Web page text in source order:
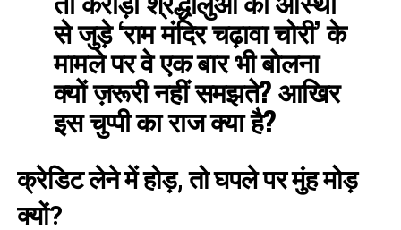
से जुड़े ‘राम मंदिर चढ़ावा चोरी’ के
मामले पर वे एक बार भी बोलना
क्यों ज़रूरी नहीं समझते? आखिर
इस चुप्पी का राज क्या है?
क्रेडिट लेने में होड़, तो घपले पर मुंह मोड़
क्यों?